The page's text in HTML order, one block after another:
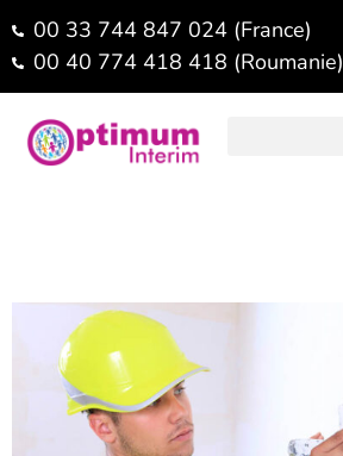
00 33 744 847 024 (France)
00 40 774 418 418 (Roumanie)